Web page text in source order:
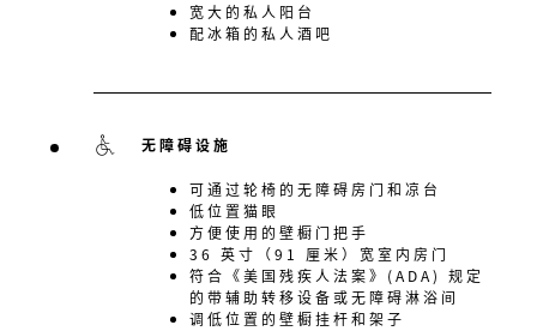
宽大的私人阳台
配冰箱的私人酒吧
无障碍设施
可通过轮椅的无障碍房门和凉台
低位置猫眼
方便使用的壁橱门把手
36 英寸（91 厘米）宽室内房门
符合《美国残疾人法案》(ADA) 规定
的带辅助转移设备或无障碍淋浴间
调低位置的壁橱挂杆和架子